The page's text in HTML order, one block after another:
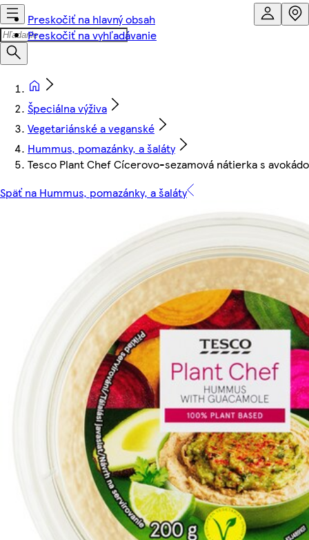
Preskočiť na hlavný obsah
Preskočiť na vyhľadávanie
Špeciálna výživa
Vegetariánské a veganské
Hummus, pomazánky, a šaláty
Tesco Plant Chef Cícerovo-sezamová nátierka s
Späť na Hummus, pomazánky, a šaláty